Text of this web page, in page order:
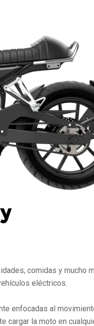
comidas y mucho
eléctricos.
enfocadas al
cargar la moto en